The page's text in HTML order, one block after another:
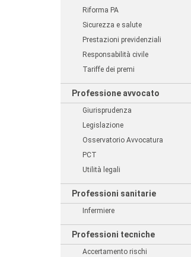
Riforma PA
Sicurezza e salute
Prestazioni previdenziali
Responsabilità civile
Tariffe dei premi
Professione avvocato
Giurisprudenza
Legislazione
Osservatorio Avvocatura
PCT
Utilità legali
Professioni sanitarie
Infermiere
Professioni tecniche
Accertamento rischi